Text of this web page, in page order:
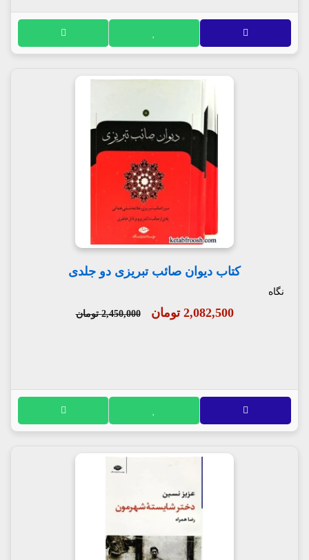
کتاب دیوان صائب تبریزی دو جلدی
نگاه
2,082,500 تومان 2,450,000 تومان